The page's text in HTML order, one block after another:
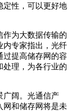
定性，可以更好地
作为大数据传输的
内专家指出，光纤
过提高储存网的容
处理，为各行业的
广阔。光通信产
网和储存网将是未